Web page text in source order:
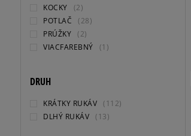
KOCKY
(2)
POTLAČ
(28)
PRÚŽKY (2)
VIACFAREBNÝ
(1)
DRUH
KRÁTKY RUKÁV (112)
DLHÝ RUKÁV (13)